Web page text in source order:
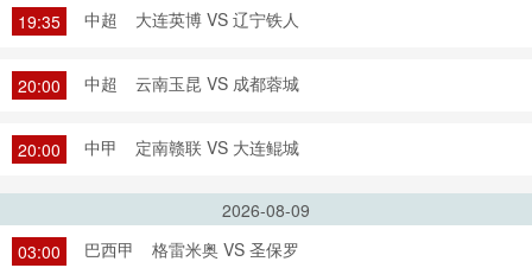
19:35 中超 大连英博 VS 辽宁铁人
20:00 中超 云南玉昆 VS 成都蓉城
20:00 中甲 定南赣联 VS 大连鲲城
2026-08-09
03:00
巴西甲 格雷米奥 VS 圣保罗